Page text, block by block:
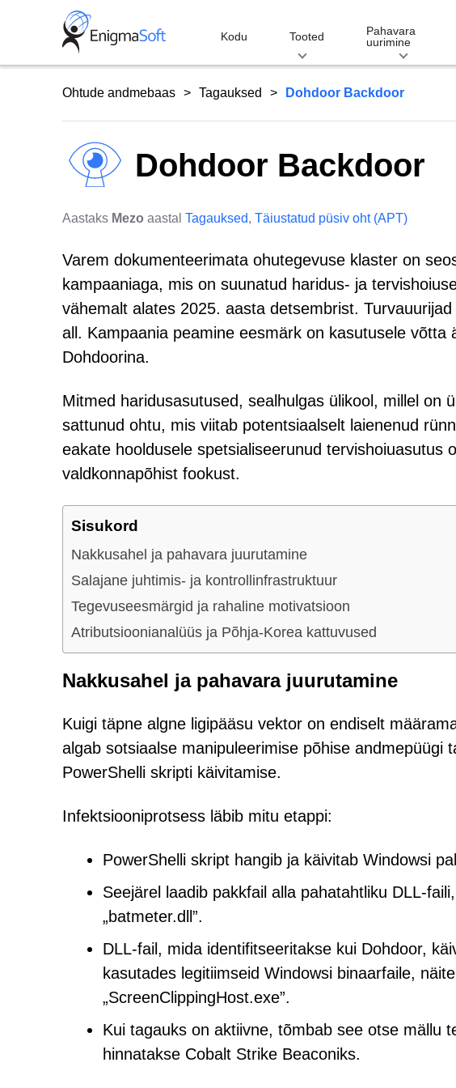
Kodu Tooted
Pahavara
uurimine
Ohtude andmebaas Tagauksed Dohdoor Backdoor
Dohdoor Backdoor
Aastaks Mezo aastal Tagauksed, Täiustatud püsiv oht (APT)
Varem dokumenteerimata ohutegevuse klaster on
kampaaniaga, mis on suunatud haridus- ja
vähemalt alates 2025. aasta detsembrist.
all. Kampaania peamine eesmärk on kasutusele
Dohdoorina.
Mitmed haridusasutused, sealhulgas ülikool, millel on
sattunud ohtu, mis viitab potentsiaalselt laienenud
eakate hooldusele spetsialiseerunud tervishoiuasutus
valdkonnapõhist fookust.
Sisukord
Nakkusahel ja pahavara juurutamine
Salajane juhtimis- ja kontrollinfrastruktuur
Tegevuseesmärgid ja rahaline motivatsioon
Atributsioonianalüüs ja Põhja-Korea kattuvused
Nakkusahel ja pahavara juurutamine
Kuigi täpne algne ligipääsu vektor on endiselt
algab sotsiaalse manipuleerimise põhise andmepüügi
PowerShelli skripti käivitamise.
Infektsiooniprotsess läbib mitu etappi:
PowerShelli skript hangib ja käivitab Windowsi
Seejärel laadib pakkfail alla pahatahtliku DLL-
„batmeter.dll”.
DLL-fail, mida identifitseeritakse kui Dohdoor,
kasutades legitiimseid Windowsi binaarfaile,
„ScreenClippingHost.exe”.
Kui tagauks on aktiivne, tõmbab see otse mällu
hinnatakse Cobalt Strike Beaconiks.